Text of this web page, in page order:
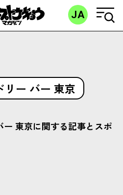
JA
リー バー 東京
ー 東京に関する記事とスポ